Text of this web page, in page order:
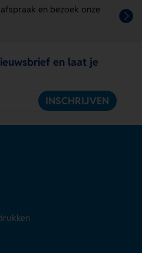
en bezoek onze
en laat je
INSCHRIJVEN